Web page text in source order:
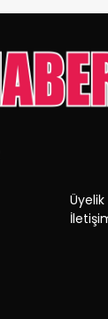
Üyelik